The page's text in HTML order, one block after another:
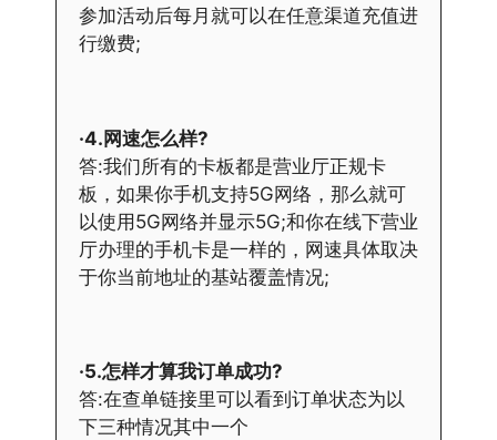
参加活动后每月就可以在任意渠道充值进
行缴费;
·4.网速怎么样?
答:我们所有的卡板都是营业厅正规卡
板，如果你手机支持5G网络，那么就可
以使用5G网络并显示5G;和你在线下营业
厅办理的手机卡是一样的，网速具体取决
于你当前地址的基站覆盖情况;
·5.怎样才算我订单成功?
答:在查单链接里可以看到订单状态为以
下三种情况其中一个